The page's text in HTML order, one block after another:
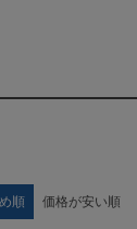
順 価格が安い順